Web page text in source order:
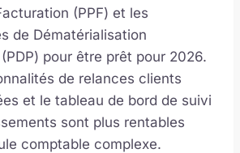
(PPF) et les
de Dématérialisation
pour être prêt pour 2026.
de relances clients
et le tableau de bord de suivi
sont plus rentables
comptable complexe.